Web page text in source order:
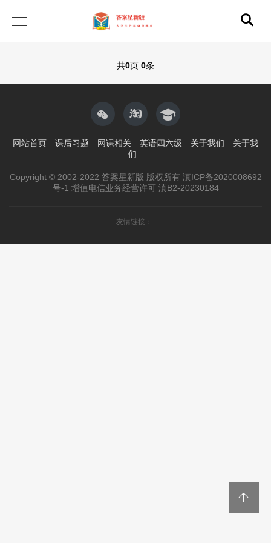
共0页 0条
网站首页 课后习题 网课相关 英语四六级 关于我们
关于我
们
Copyright © 2002-2022 答案星新版 版权所有 滇ICP备2020008692
号-1 增值电信业务经营许可 滇B2-20230184
友情链接：